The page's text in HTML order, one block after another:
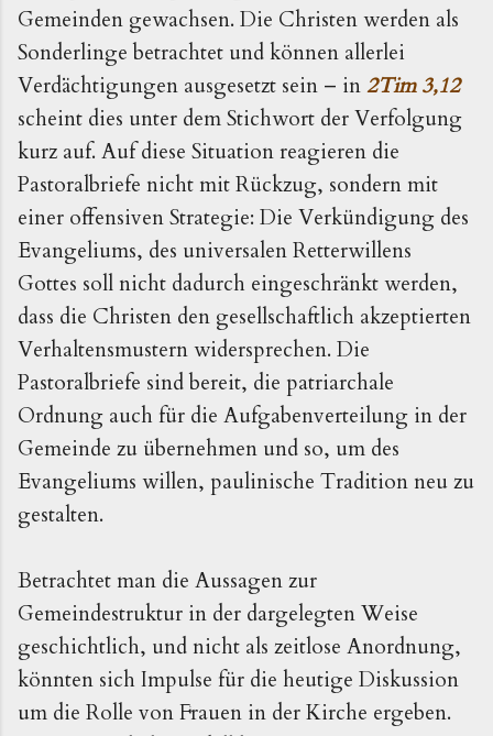
Gemeinden gewachsen. Die Christen werden als
Sonderlinge betrachtet und können allerlei
Verdächtigungen ausgesetzt sein – in2Tim 3,12
scheint dies unter dem Stichwort der Verfolgung
kurz auf. Auf diese Situation reagieren die
Pastoralbriefe nicht mit Rückzug, sondern mit
einer offensiven Strategie: Die Verkündigung des
Evangeliums, des universalen Retterwillens
Gottes soll nicht dadurch eingeschränkt werden,
dass die Christen den gesellschaftlich akzeptierten
Verhaltensmustern widersprechen. Die
Pastoralbriefe sind bereit, die patriarchale
Ordnung auch für die Aufgabenverteilung in der
Gemeinde zu übernehmen und so, um des
Evangeliums willen, paulinische Tradition neu zu
gestalten.
Betrachtet man die Aussagen zur
Gemeindestruktur in der dargelegten Weise
geschichtlich, und nicht als zeitlose Anordnung,
könnten sich Impulse für die heutige Diskussion
um die Rolle von Frauen in der Kirche ergeben.